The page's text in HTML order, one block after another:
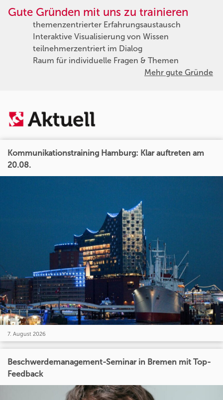
Gute Gründen mit uns zu trainieren
themenzentrierter Erfahrungsaustausch
Interaktive Visualisierung von Wissen
teilnehmerzentriert im Dialog
Raum für individuelle Fragen & Themen
Mehr gute Gründe
Kommunikationstraining Hamburg: Klar auftreten am
20.08.
7. August 2026
Beschwerdemanagement-Seminar in Bremen mit Top-
Feedback